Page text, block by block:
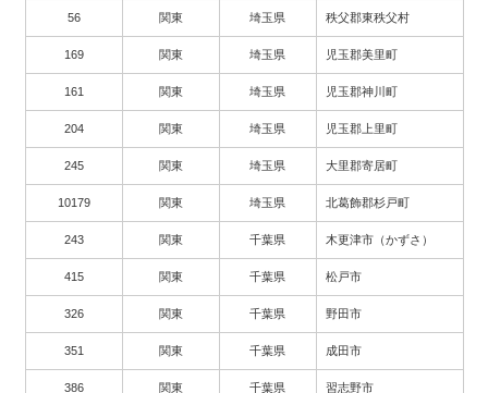
56 関東 埼玉県 秩父郡東秩父村
169 関東 埼玉県 児玉郡美里町
161 関東 埼玉県 児玉郡神川町
204 関東 埼玉県 児玉郡上里町
245 関東 埼玉県 大里郡寄居町
10179 関東 埼玉県 北葛飾郡杉戸町
243 関東 千葉県 木更津市（かずさ）
415 関東 千葉県 松戸市
326 関東 千葉県 野田市
351 関東 千葉県 成田市
386 関東 千葉県 習志野市